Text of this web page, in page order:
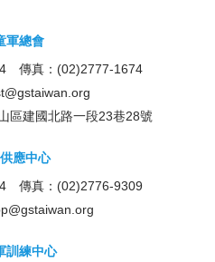
軍總會
傳真：(02)2777-1674
區建國北路一段23巷28號
應中心
傳真：(02)2776-9309
訓練中心